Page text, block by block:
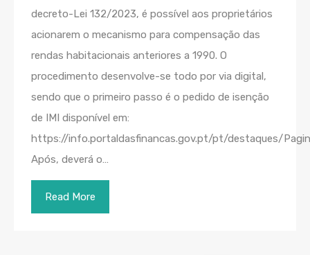
decreto-Lei 132/2023, é possível aos proprietários
acionarem o mecanismo para compensação das
rendas habitacionais anteriores a 1990. O
procedimento desenvolve-se todo por via digital,
sendo que o primeiro passo é o pedido de isenção
de IMI disponível em:
https://info.portaldasfinancas.gov.pt/pt/destaques/
Após, deverá o…
Read More